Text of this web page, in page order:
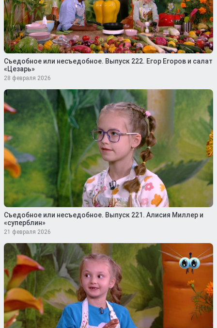
Съедобное или несъедобное. Выпуск 222. Егор Егоров и салат
«Цезарь»
28 февраля 2026
Съедобное или несъедобное. Выпуск 221. Алисия Миллер и
«суперблин»
21 февраля 2026